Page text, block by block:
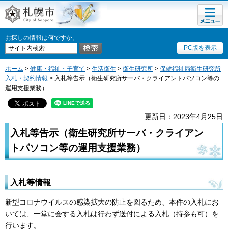
札幌市
お探しの情報は何ですか。
PC版を表示
メニュ
ー
ホーム > 健康・福祉・子育て > 生活衛生 > 衛生研究所 > 保健福祉局衛生研究所
入札・契約情報 > 入札等告示（衛生研究所サーバ・クライアントパソコン等の
運用支援業務）
更新日：2023年4月25日
入札等告示（衛生研究所サーバ・クライアン
トパソコン等の運用支援業務）
入札等情報
新型コロナウイルスの感染拡大の防止を図るため、本件の入札にお
いては、一堂に会する入札は行わず送付による入札（持参も可）を
行います。